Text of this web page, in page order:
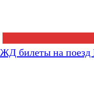
ЖД билеты на поезд